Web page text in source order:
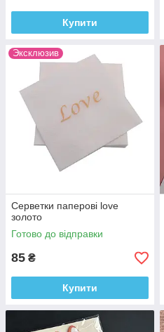
Купити
Эксклюзив
Серветки паперові love
золото
Готово до відправки
85 ₴
Купити